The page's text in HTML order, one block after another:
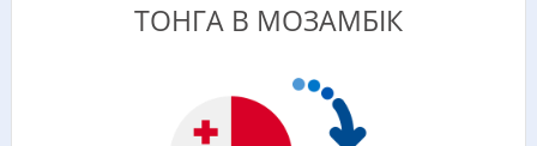
ТОНГА В МОЗАМБІК